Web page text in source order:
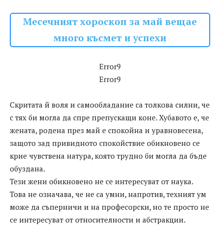
Месечният хороскоп за май вещае
много късмет и успехи
Error9
Error9
Скритата й воля и самообладание са толкова силни, че
с тях би могла да спре препускащи коне. Хубавото е, че
жената, родена през май е спокойна и уравновесена,
защото зад привидното спокойствие обикновено се
крие чувствена натура, която трудно би могла да бъде
обуздана.
Тези жени обикновено не се интересуват от наука.
Това не означава, че не са умни, напротив, техният ум
може да съперничи и на професорски, но те просто не
се интересуват от относителности и абстракции.